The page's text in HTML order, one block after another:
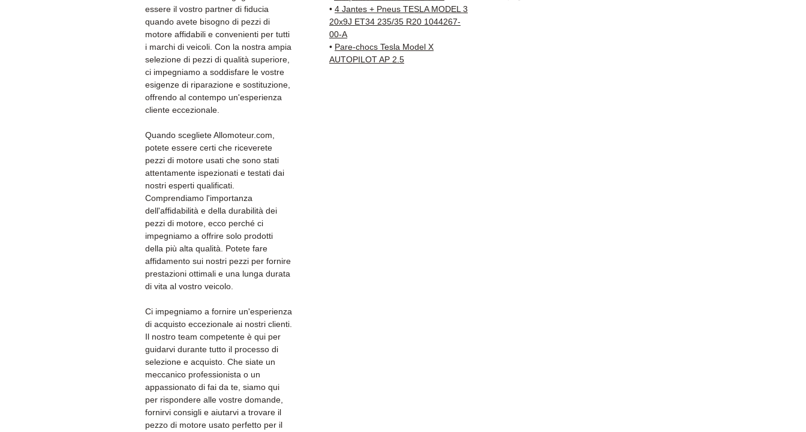
essere il vostro partner di fiducia
quando avete bisogno di pezzi di
motore affidabili e convenienti per tutti
i marchi di veicoli. Con la nostra ampia
selezione di pezzi di qualità superiore,
ci impegniamo a soddisfare le vostre
esigenze di riparazione e sostituzione,
offrendo al contempo un'esperienza
cliente eccezionale.
Quando scegliete Allomoteur.com,
potete essere certi che riceverete
pezzi di motore usati che sono stati
attentamente ispezionati e testati dai
nostri esperti qualificati.
Comprendiamo l'importanza
dell'affidabilità e della durabilità dei
pezzi di motore, ecco perché ci
impegniamo a offrire solo prodotti
della più alta qualità. Potete fare
affidamento sui nostri pezzi per fornire
prestazioni ottimali e una lunga durata
di vita al vostro veicolo.
Ci impegniamo a fornire un'esperienza
di acquisto eccezionale ai nostri clienti.
Il nostro team competente è qui per
guidarvi durante tutto il processo di
selezione e acquisto. Che siate un
meccanico professionista o un
appassionato di fai da te, siamo qui
per rispondere alle vostre domande,
fornirvi consigli e aiutarvi a trovare il
pezzo di motore usato perfetto per il
• 4 Jantes + Pneus TESLA MODEL 3
20x9J ET34 235/35 R20 1044267-
00-A
• Pare-chocs Tesla Model X
AUTOPILOT AP 2.5